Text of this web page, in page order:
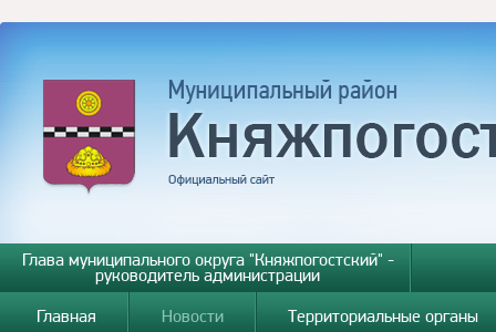
Глава муниципального округа "Княжпогостский" -
руководитель администрации
Главная
Новости Территориальные органы